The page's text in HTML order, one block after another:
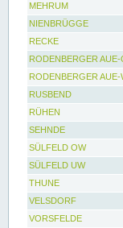
MEHRUM
NIENBRÜGGE
RECKE
RODENBERGER AUE-
RODENBERGER AUE-
RUSBEND
RÜHEN
SEHNDE
SÜLFELD OW
SÜLFELD UW
THUNE
VELSDORF
VORSFELDE